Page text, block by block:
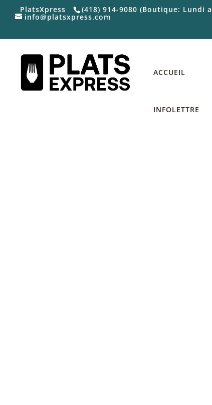
PlatsXpress (418) 914-9080 (Boutique: Lundi
info@platsxpress.com
ACCUEIL
INFOLETTRE